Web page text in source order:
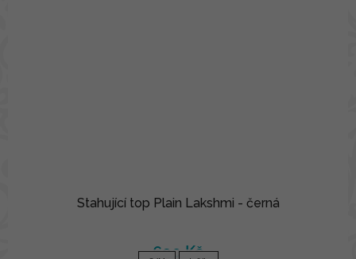
Stahující top Plain Lakshmi - černá
690 Kč